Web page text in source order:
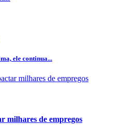
ele continua...
milhares de empregos